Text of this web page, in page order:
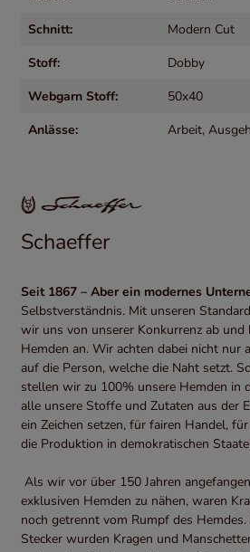
Schnitt:
Modern Cut
Stoff:
Dobby
Webgarn Stoff:
50x40
Anlässe:
Arbeit,
Schaeffer
Seit 1867 – Aber ein modernes
Selbstverständnis. Mit unseren
wir uns von unserer Konkurrenz ab und
Hemden an. Wir achten dabei nicht nur
auf die Person, welche die Naht setzt.
stellen wir zu 100% unsere Hemden in
alle unsere Stoffe und Zutaten aus der
ein Zeichen setzen, für fairen Handel,
die Produktion in demokratischen
Als wir vor über 150 Jahren
exklusiven Hemden zu nähen, waren
noch getrennt vom Rumpf des
Stecker wurden Kragen und